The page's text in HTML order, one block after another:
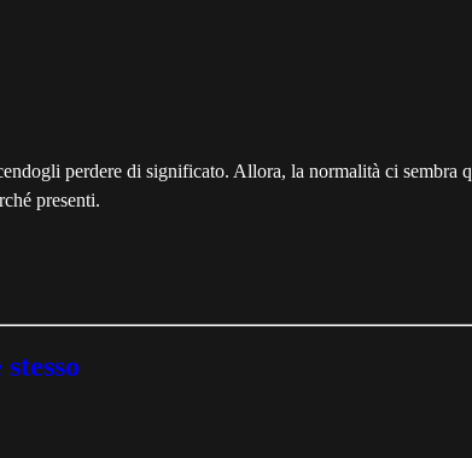
perdere di significato. Allora, la normalità ci sembra
presenti.